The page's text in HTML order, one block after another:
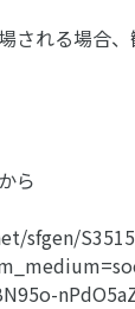
れる場合、
ら
sfgen/